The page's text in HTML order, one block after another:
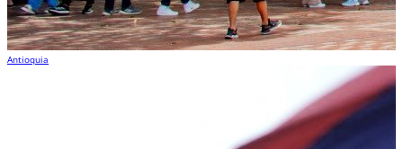
Antioquia